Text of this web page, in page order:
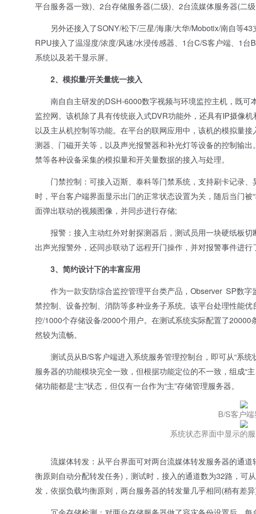
平台服务器一致)、2台存储服务器(二级)、2台流媒体服务器(二级)
另外还接入了SONY/松下/三星/海康/大华/Mobotix/南自等43
RPU接入了温湿度/浓度/风速/水浸传感器、1台C/S客户端、1
系统以及若干显示屏。
2、模拟量/开关量统一接入
南自自主研发的DSH-6000数字视频与环境监控主机，既可
监控网。该机除了具有传统嵌入式DVR功能外，还具有IP摄像
以及主从机控制等功能。在平台的联网应用中，该机的模拟量
测器、门磁开关等，以及声光报警器和补光灯等设备的控制输
禁等各种设备采集的模拟量和开关量数据的接入与处理。
门禁控制：可接入迈斯、泰科等门禁系统，支持刷卡记录、
时，平台客户端界面显示出门的正常状态设置为关，随后当门
面弹出联动的视频图像，并同步进行存储;
报警：接入主动红外对射探测器后，测试员用一块硬纸板切
出声光报警外，还同步联动了远程开门操作，并对报警事件进行
3、简约设计下的丰富应用
作为一款安防综合监控管理平台类产品，Observer SP数字
禁控制、设备控制、消防等多种业务子系统。该平台处理性能
控/1000个存储设备/2000个用户。在测试系统实际配置了
然较为流畅。
测试员从B/S客户端进入系统服务管理控制台，即可从“系统
服务器的功能模块完全一致，但根据功能定位的不一致，组成“
储功能都是“主”状态，但仅有一台作为“主”存储管理服务器。
B/S客户端
系统状态界面中显示的
流媒体转发：从平台界面可对两台流媒体转发服务器的通道
衡原则自动分配转发任务)，测试时，接入的通道数为32路，可
发，依据负载均衡原则，两台服务器的转发量几乎相同(稍有差